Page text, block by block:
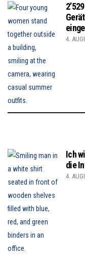
4.
Ich
die
4.